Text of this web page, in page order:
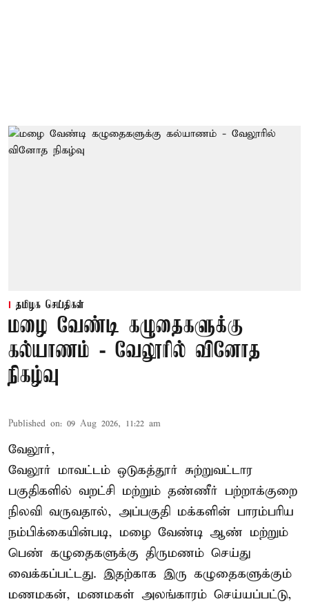
தமிழக செய்திகள்
மழை வேண்டி கழுதைகளுக்கு
கல்யாணம் - வேலூரில் வினோத
நிகழ்வு
Published on: 09 Aug 2026, 11:22 am
வேலூர்,
வேலூர் மாவட்டம் ஒடுகத்தூர் சுற்றுவட்டார
பகுதிகளில் வறட்சி மற்றும் தண்ணீர் பற்றாக்குறை
நிலவி வருவதால், அப்பகுதி மக்களின் பாரம்பரிய
நம்பிக்கையின்படி, மழை வேண்டி ஆண் மற்றும்
பெண் கழுதைகளுக்கு திருமணம் செய்து
வைக்கப்பட்டது. இதற்காக இரு கழுதைகளுக்கும்
மணமகன், மணமகள் அலங்காரம் செய்யப்பட்டு,